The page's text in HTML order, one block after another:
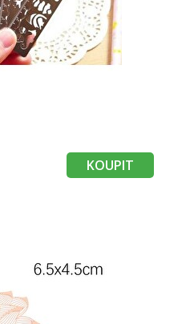
KOUPIT